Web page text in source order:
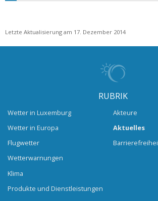
Letzte Aktualisierung am 17. Dezember 2014
RUBRIK
Wetter in Luxemburg
Wetter in Europa
Flugwetter
Wetterwarnungen
Klima
Produkte und Dienstleistungen
Akteure
Aktuelles